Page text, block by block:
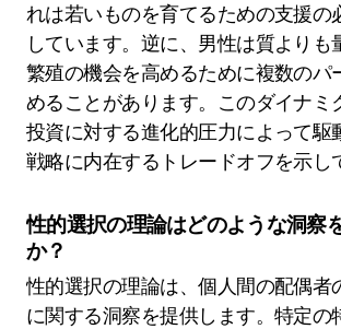
れは若いものを育てるための支援の
しています。逆に、男性は質よりも
繁殖の機会を高めるために複数のパ
めることがあります。このダイナミ
投資に対する進化的圧力によって駆
戦略に内在するトレードオフを示し
性的選択の理論はどのような洞察
か？
性的選択の理論は、個人間の配偶者
に関する洞察を提供します。特定の